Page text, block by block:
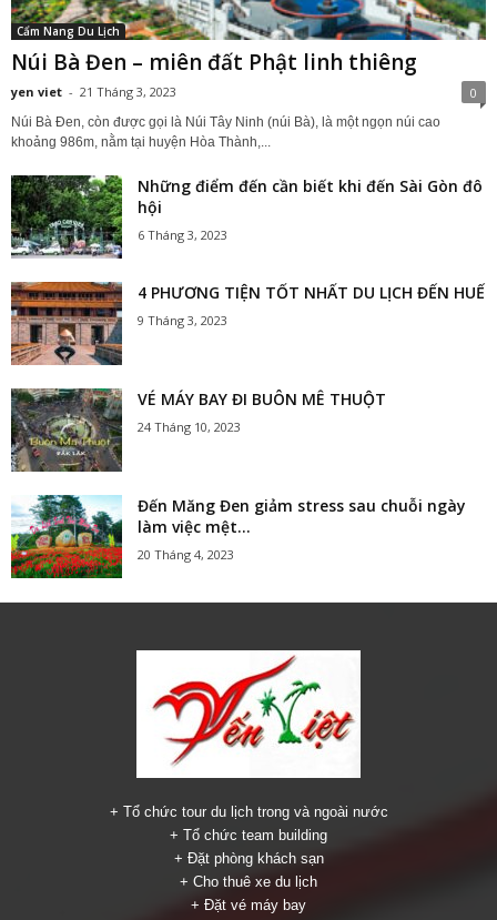
Cẩm Nang Du Lịch
Núi Bà Đen – miên đất Phật linh thiêng
yen viet - 21 Tháng 3, 2023 0
Núi Bà Đen, còn được gọi là Núi Tây Ninh (núi Bà), là một ngọn núi cao
khoảng 986m, nằm tại huyện Hòa Thành,...
Những điểm đến cần biết khi đến Sài Gòn đô
hội
6 Tháng 3, 2023
4 PHƯƠNG TIỆN TỐT NHẤT DU LỊCH ĐẾN HUẾ
9 Tháng 3, 2023
VÉ MÁY BAY ĐI BUÔN MÊ THUỘT
24 Tháng 10, 2023
Đến Măng Đen giảm stress sau chuỗi ngày
làm việc mệt...
20 Tháng 4, 2023
+ Tổ chức tour du lịch trong và ngoài nước
+ Tổ chức team building
+ Đặt phòng khách sạn
+ Cho thuê xe du lịch
+ Đặt vé máy bay